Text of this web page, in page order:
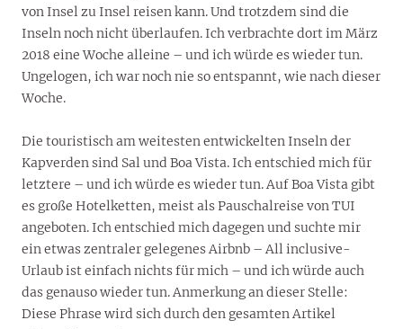
von Insel zu Insel reisen kann. Und trotzdem sind die
Inseln noch nicht überlaufen. Ich verbrachte dort im März
2018 eine Woche alleine – und ich würde es wieder tun.
Ungelogen, ich war noch nie so entspannt, wie nach dieser
Woche.
Die touristisch am weitesten entwickelten Inseln der
Kapverden sind Sal und Boa Vista. Ich entschied mich für
letztere – und ich würde es wieder tun. Auf Boa Vista gibt
es große Hotelketten, meist als Pauschalreise von TUI
angeboten. Ich entschied mich dagegen und suchte mir
ein etwas zentraler gelegenes Airbnb – All inclusive-
Urlaub ist einfach nichts für mich – und ich würde auch
das genauso wieder tun. Anmerkung an dieser Stelle:
Diese Phrase wird sich durch den gesamten Artikel